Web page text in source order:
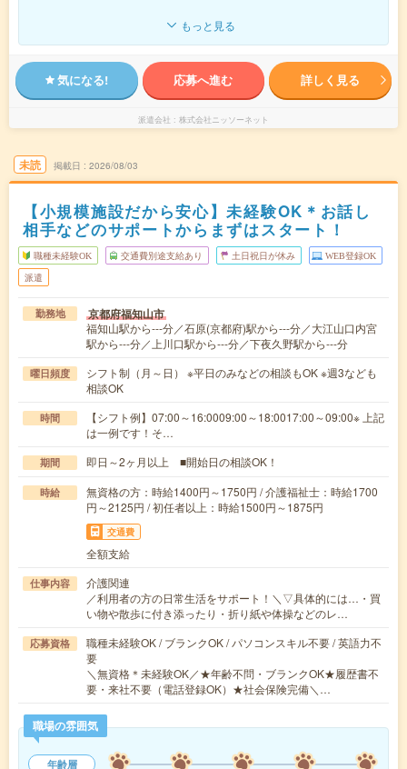
もっと見る
気になる! 応募へ進む 詳しく見る
派遣会社 株式会社ニッソーネット
未読 掲載日 2026/08/03
【小規模施設だから安心】未経験OK＊お話し
相手などのサポートからまずはスタート！
職種未経験OK 交通費別途支給あり 土日祝日が休み WEB登録OK
派遣
勤務地 京都府福知山市
福知山駅から---分／石原(京都府)駅から---分／大江山口内宮
駅から---分／上川口駅から---分／下夜久野駅から---分
曜日頻度
シフト制（月～日） ※平日のみなどの相談もOK ※週3なども
相談OK
時間
【シフト例】07:00～16:0009:00～18:0017:00～09:00※ 上記
は一例です！そ…
期間 即日～2ヶ月以上 ■開始日の相談OK！
時給
無資格の方：時給1400円～1750円 / 介護福祉士：時給1700
円～2125円 / 初任者以上：時給1500円～1875円
交通費
全額支給
仕事内容
介護関連
／利用者の方の日常生活をサポート！＼▽具体的には…・買
い物や散歩に付き添ったり・折り紙や体操などのレ…
応募資格
職種未経験OK / ブランクOK / パソコンスキル不要 / 英語力不
要
＼無資格＊未経験OK／★年齢不問・ブランクOK★履歴書不
要・来社不要（電話登録OK）★社会保険完備＼…
職場の雰囲気
年齢層